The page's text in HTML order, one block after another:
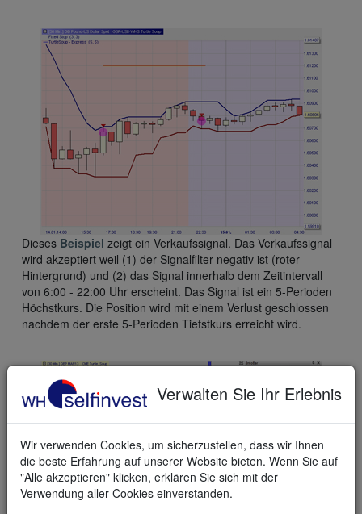
Dieses Beispiel zeigt ein Verkaufssignal. Das Verkaufssignal
wird akzeptiert weil (1) der Signalfilter negativ ist (roter
Hintergrund) und (2) das Signal innerhalb dem Zeitintervall
von 6:00 - 22:00 Uhr erscheint. Das Signal ist ein 5-Perioden
Höchstkurs. Die Position wird mit einem Verlust geschlossen
nachdem der erste 5-Perioden Tiefstkurs erreicht wird.
Verwalten Sie Ihr Erlebnis
Wir verwenden Cookies, um sicherzustellen, dass wir Ihnen
die beste Erfahrung auf unserer Website bieten. Wenn Sie auf
"Alle akzeptieren" klicken, erklären Sie sich mit der
Verwendung aller Cookies einverstanden.